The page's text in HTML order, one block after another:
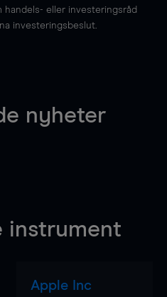
handels- eller investeringsråd
investeringsbeslut.
nyheter
instrument
Apple Inc